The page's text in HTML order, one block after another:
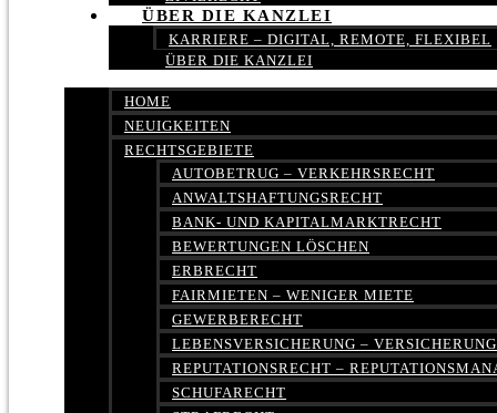
ÜBER DIE KANZLEI
KARRIERE – DIGITAL, REMOTE, FLEXIBEL
ÜBER DIE KANZLEI
HOME
NEUIGKEITEN
RECHTSGEBIETE
AUTOBETRUG – VERKEHRSRECHT
ANWALTSHAFTUNGSRECHT
BANK- UND KAPITALMARKTRECHT
BEWERTUNGEN LÖSCHEN
ERBRECHT
FAIRMIETEN – WENIGER MIETE
GEWERBERECHT
LEBENSVERSICHERUNG –
REPUTATIONSRECHT –
SCHUFARECHT